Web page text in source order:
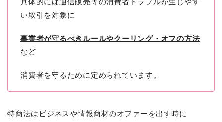
具体的には通信販売等の消費者トラブルが生じやす
い取引を対象に
事業者が守るべきルールやクーリング・オフの方法
など
消費者を守るために定められています。
特商法はビジネスや情報商材のオファーを出す時に